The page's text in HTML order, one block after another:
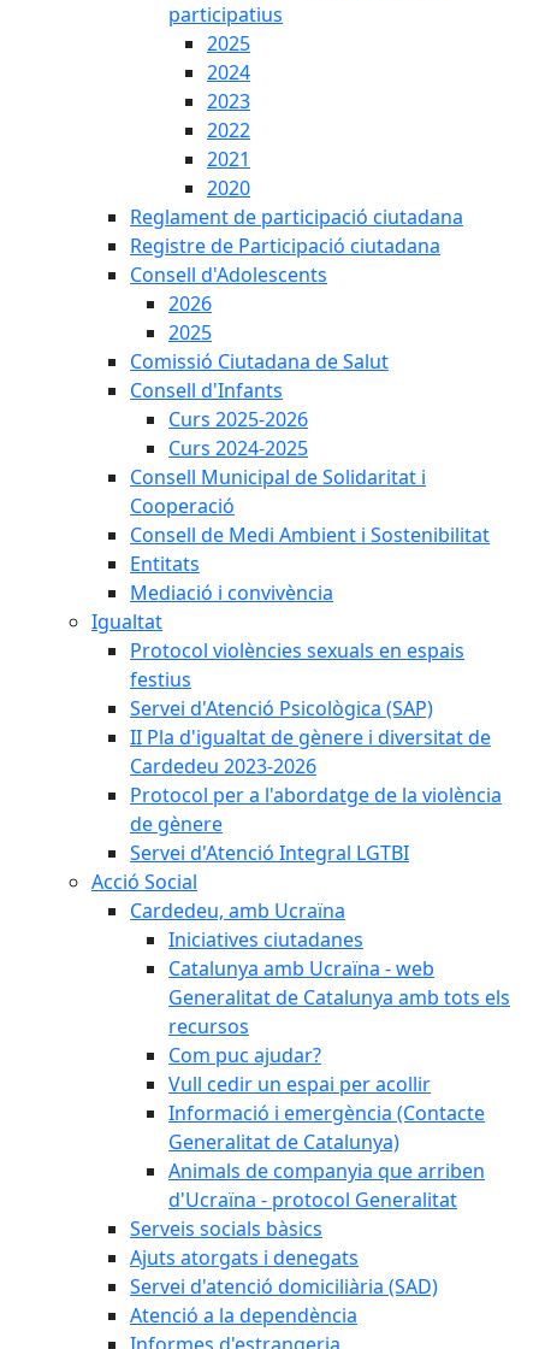
participatius
2025
2024
2023
2022
2021
2020
Reglament de participació ciutadana
Registre de Participació ciutadana
Consell d'Adolescents
2026
2025
Comissió Ciutadana de Salut
Consell d'Infants
Curs 2025-2026
Curs 2024-2025
Consell Municipal de Solidaritat i
Cooperació
Consell de Medi Ambient i Sostenibilitat
Entitats
Mediació i convivència
Igualtat
Protocol violències sexuals en espais
festius
Servei d'Atenció Psicològica (SAP)
II Pla d'igualtat de gènere i diversitat de
Cardedeu 2023-2026
Protocol per a l'abordatge de la violència
de gènere
Servei d'Atenció Integral LGTBI
Acció Social
Cardedeu, amb Ucraïna
Iniciatives ciutadanes
Catalunya amb Ucraïna - web
Generalitat de Catalunya amb tots els
recursos
Com puc ajudar?
Vull cedir un espai per acollir
Informació i emergència (Contacte
Generalitat de Catalunya)
Animals de companyia que arriben
d'Ucraïna - protocol Generalitat
Serveis socials bàsics
Ajuts atorgats i denegats
Servei d'atenció domiciliària (SAD)
Atenció a la dependència